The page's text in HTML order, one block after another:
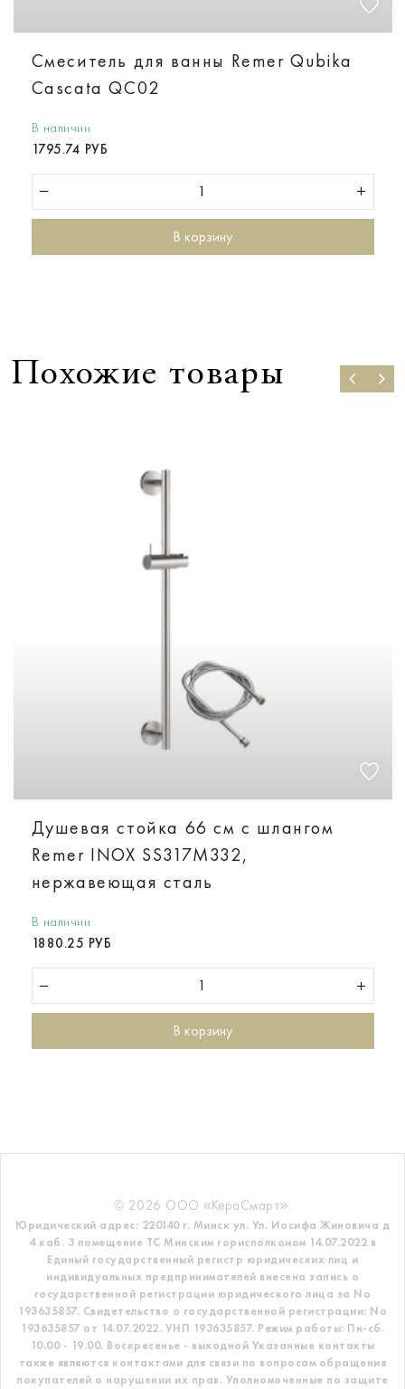
Смеситель для ванны Remer Qubika
Cascata QC02
В наличии
1795.74 РУБ
В корзину
Похожие товары
Душевая стойка 66 см с шлангом
Remer INOX SS317M332,
нержавеющая сталь
В наличии
1880.25 РУБ
В корзину
© 2026 ООО «КераСмарт».
Юридический адрес: 220140 г. Минск ул. Ул. Иосифа Жиновича д
4 каб. 3 помещение ТС Минским горисполкомом 14.07.2022 в
Единый государственный регистр юридических лиц и
индивидуальных предпринимателей внесена запись о
государственной регистрации юридического лица за No
193635857. Свидетельство о государственной регистрации: No
193635857 от 14.07.2022. УНП 193635857. Режим работы: Пн-сб.
10.00 - 19.00. Воскресенье - выходной Указанные контакты
также являются контактами для связи по вопросам обращения
покупателей о нарушении их прав. Уполномоченные по защите